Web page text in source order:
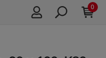
0